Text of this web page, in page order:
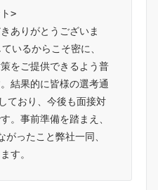
>
ありがとうございま
いるからこそ密に、
をご提供できるよう普
結果的に皆様の選考通
ており、今後も面接対
。事前準備を踏まえ、
がったこと弊社一同、
す。